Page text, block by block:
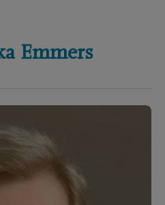
Emmers